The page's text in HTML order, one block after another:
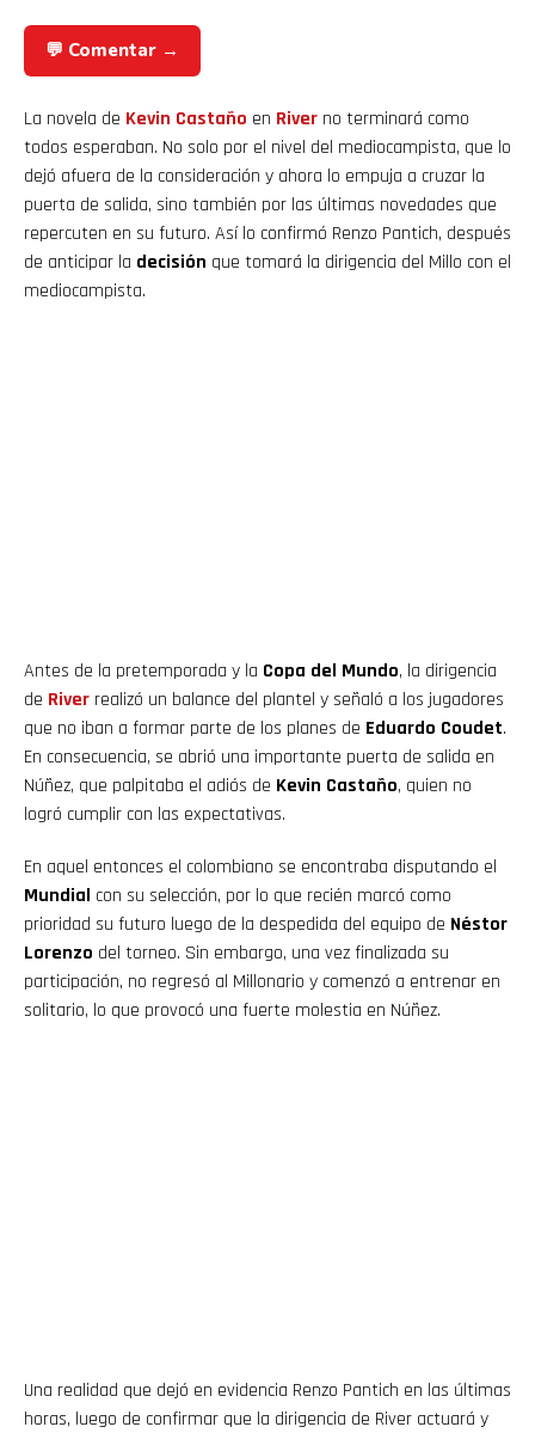
💬 Comentar →
La novela de Kevin Castaño en River no terminará como
todos esperaban. No solo por el nivel del mediocampista, que lo
dejó afuera de la consideración y ahora lo empuja a cruzar la
puerta de salida, sino también por las últimas novedades que
repercuten en su futuro. Así lo confirmó Renzo Pantich, después
de anticipar la decisión que tomará la dirigencia del Millo con el
mediocampista.
Antes de la pretemporada y la Copa del Mundo, la dirigencia
de River realizó un balance del plantel y señaló a los jugadores
que no iban a formar parte de los planes de Eduardo Coudet.
En consecuencia, se abrió una importante puerta de salida en
Núñez, que palpitaba el adiós de Kevin Castaño, quien no
logró cumplir con las expectativas.
En aquel entonces el colombiano se encontraba disputando el
Mundial con su selección, por lo que recién marcó como
prioridad su futuro luego de la despedida del equipo de Néstor
Lorenzo del torneo. Sin embargo, una vez finalizada su
participación, no regresó al Millonario y comenzó a entrenar en
solitario, lo que provocó una fuerte molestia en Núñez.
Una realidad que dejó en evidencia Renzo Pantich en las últimas
horas, luego de confirmar que la dirigencia de River actuará y